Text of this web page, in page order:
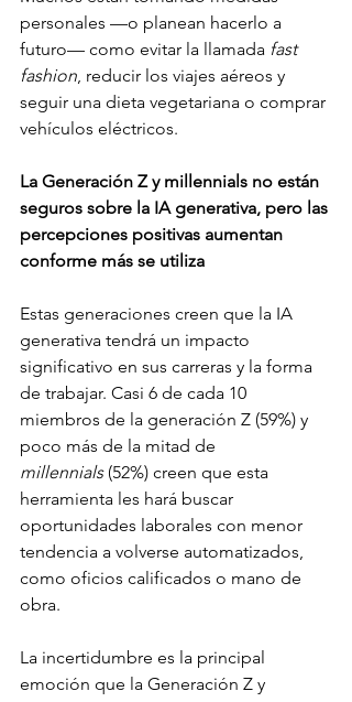
personales —o planean hacerlo a
futuro— como evitar la llamada fast
fashion, reducir los viajes aéreos y
seguir una dieta vegetariana o comprar
vehículos eléctricos.
La Generación Z y millennials no están
seguros sobre la IA generativa, pero las
percepciones positivas aumentan
conforme más se utiliza
Estas generaciones creen que la IA
generativa tendrá un impacto
significativo en sus carreras y la forma
de trabajar. Casi 6 de cada 10
miembros de la generación Z (59%) y
poco más de la mitad de
millennials (52%) creen que esta
herramienta les hará buscar
oportunidades laborales con menor
tendencia a volverse automatizados,
como oficios calificados o mano de
obra.
La incertidumbre es la principal
emoción que la Generación Z y